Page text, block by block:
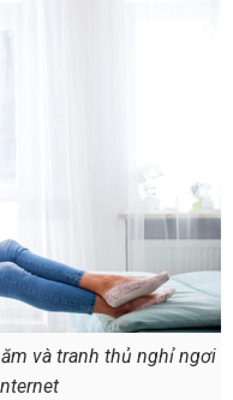
và tranh thủ nghỉ ngơi